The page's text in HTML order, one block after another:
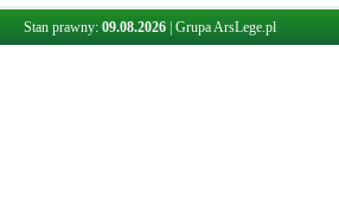
Stan prawny: 09.08.2026 Grupa ArsLege.pl